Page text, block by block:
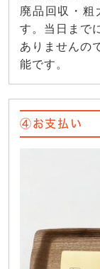
廃品回収・粗
す。当日まで
ありませんの
能です。
④お支払い